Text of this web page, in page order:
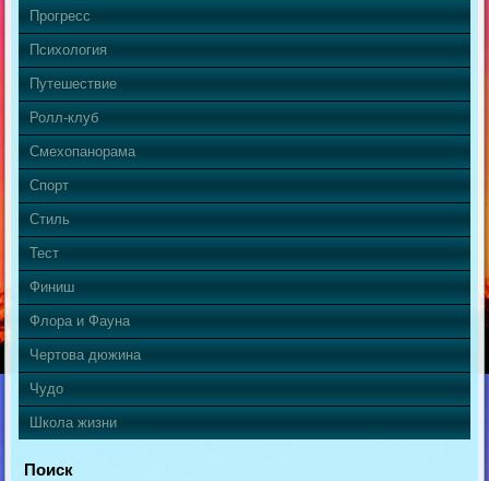
Прогресс
Психология
Путешествие
Ролл-клуб
Смехопанорама
Спорт
Стиль
Тест
Финиш
Флора и Фауна
Чертова дюжина
Чудо
Школа жизни
Поиск